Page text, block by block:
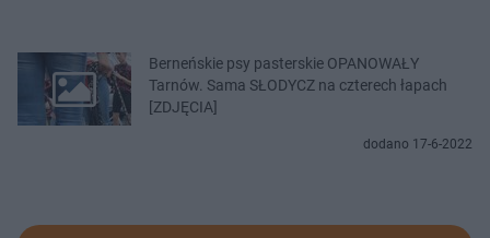
Berneńskie psy pasterskie OPANOWAŁY
Tarnów. Sama SŁODYCZ na czterech łapach
[ZDJĘCIA]
dodano 17-6-2022